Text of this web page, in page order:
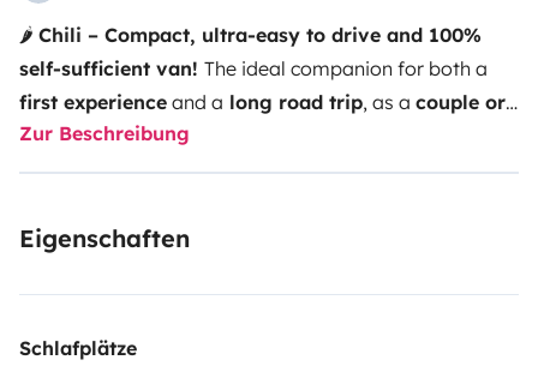
🌶️ Chili – Compact, ultra-easy to drive and 100%
self-sufficient van! The ideal companion for both a
first experience and a long road trip, as a couple or
with a baby🚐👨‍👩‍👶
and very easy to drive,perfect for a couple, including
parks almost like a car, making every trip simple and
sufficientin electricity thanks to its solar panel and
Zur Beschreibung
Eigenschaften
Schlafplätze